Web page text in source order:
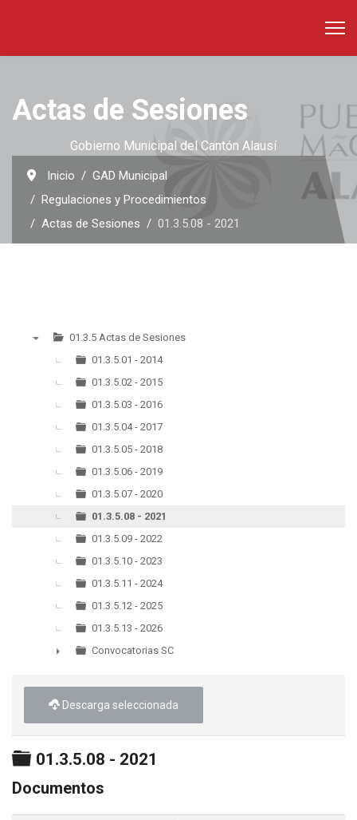
Actas de Sesiones
Gobierno Municipal del Cantón Alausí
Inicio
GAD Municipal
Regulaciones y Procedimientos
Actas de Sesiones
01.3.5.08 - 2021
01.3.5 Actas de Sesiones
01.3.5.01 - 2014
01.3.5.02 - 2015
01.3.5.03 - 2016
01.3.5.04 - 2017
01.3.5.05 - 2018
01.3.5.06 - 2019
01.3.5.07 - 2020
01.3.5.08 - 2021
01.3.5.09 - 2022
01.3.5.10 - 2023
01.3.5.11 - 2024
01.3.5.12 - 2025
01.3.5.13 - 2026
Convocatorias SC
Descarga seleccionada
Carpeta
01.3.5.08 - 2021
Documentos